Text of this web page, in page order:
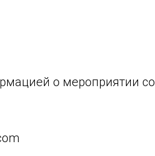
о мероприятии со